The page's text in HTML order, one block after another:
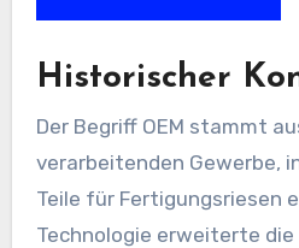
Historischer
Der Begriff OEM stammt
verarbeitenden Gewerbe,
Teile für Fertigungsriesen
Technologie erweiterte die